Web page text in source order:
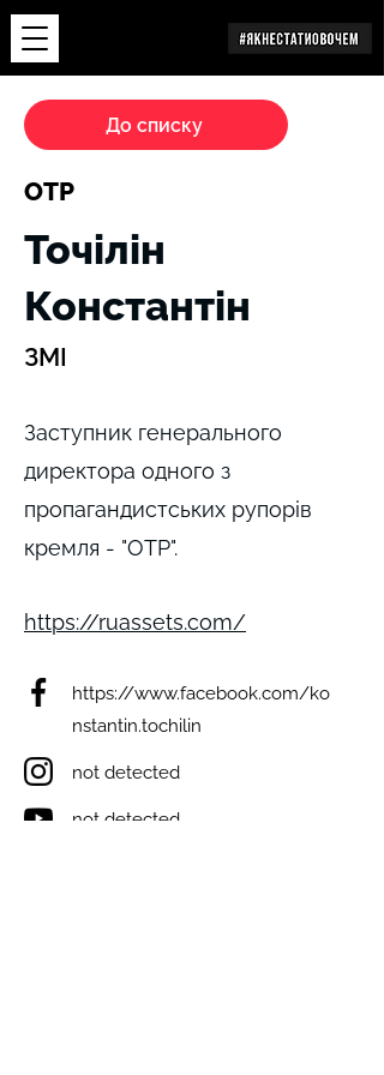
До списку
ОТР
ЗМІ
Точілін
Константін
Заступник генерального
директора одного з
пропагандистських рупорів
кремля - "ОТР".
https://ruassets.com/
https://www.facebook.com/ko
nstantin.tochilin
not detected
not detected